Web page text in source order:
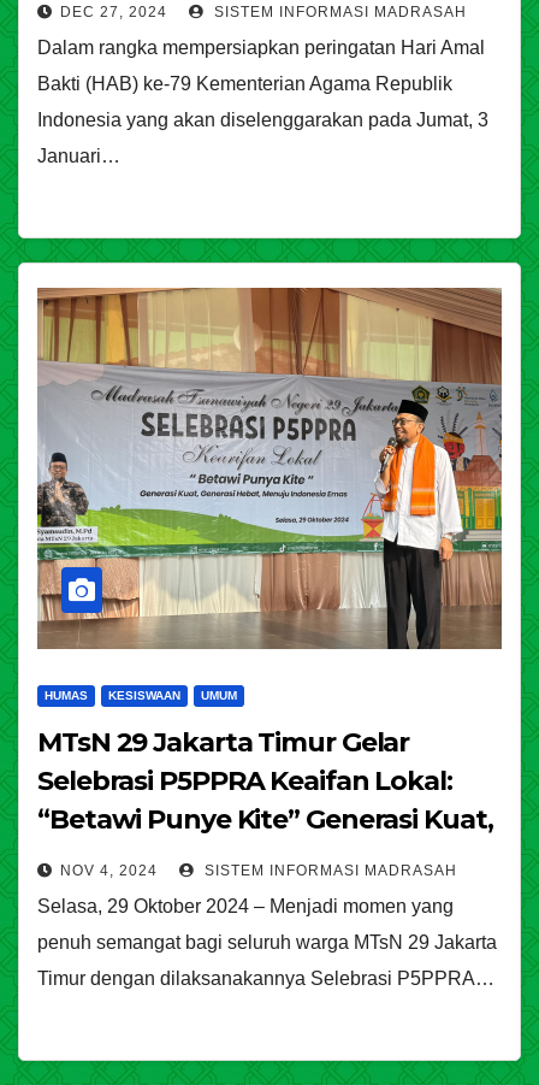
DEC 27, 2024 SISTEM INFORMASI MADRASAH
Dalam rangka mempersiapkan peringatan Hari Amal
Bakti (HAB) ke-79 Kementerian Agama Republik
Indonesia yang akan diselenggarakan pada Jumat, 3
Januari…
HUMAS KESISWAAN UMUM
MTsN 29 Jakarta Timur Gelar
Selebrasi P5PPRA Keaifan Lokal:
“Betawi Punye Kite” Generasi Kuat,
Generasi Hebat, Menuju Indonesia
Emas
NOV 4, 2024 SISTEM INFORMASI MADRASAH
Selasa, 29 Oktober 2024 – Menjadi momen yang
penuh semangat bagi seluruh warga MTsN 29 Jakarta
Timur dengan dilaksanakannya Selebrasi P5PPRA…